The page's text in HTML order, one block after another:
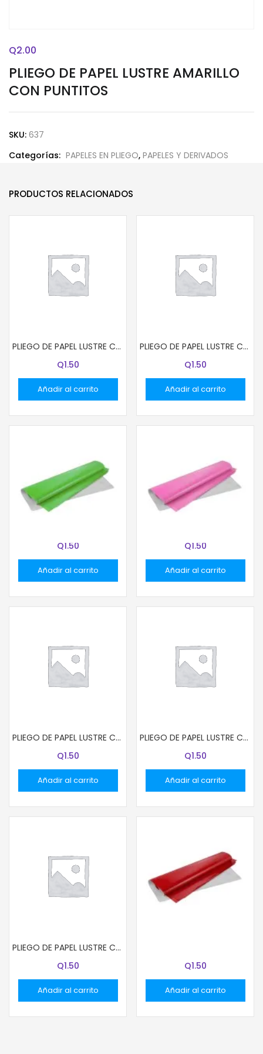
PLIEGO DE PAPEL LUSTRE AMARILLO
CON PUNTITOS
Q2.00
SKU: 637
Categorías: PAPELES EN PLIEGO, PAPELES Y DERIVADOS
PRODUCTOS RELACIONADOS
PLIEGO DE PAPEL LUSTRE COLOR GRIS
Q1.50
Añadir al carrito
PLIEGO DE PAPEL LUSTRE COLOR NEGRO
Q1.50
Añadir al carrito
Q1.50
Añadir al carrito
Q1.50
Añadir al carrito
PLIEGO DE PAPEL LUSTRE COLOR MORADO
Q1.50
Añadir al carrito
PLIEGO DE PAPEL LUSTRE COLOR FUSIA
Q1.50
Añadir al carrito
PLIEGO DE PAPEL LUSTRE COLOR CAFE
Q1.50
Añadir al carrito
Q1.50
Añadir al carrito